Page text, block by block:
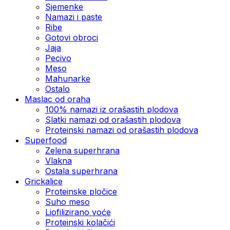
Sjemenke
Namazi i paste
Ribe
Gotovi obroci
Jaja
Pecivo
Meso
Mahunarke
Ostalo
Maslac od oraha
100% namazi iz orašastih plodova
Slatki namazi od orašastih plodova
Proteinski namazi od orašastih plodova
Superfood
Zelena superhrana
Vlakna
Ostala superhrana
Grickalice
Proteinske pločice
Suho meso
Liofilizirano voće
Proteinski kolačići